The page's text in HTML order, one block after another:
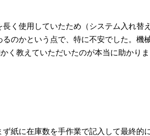
く使用していたため（システム入れ替
るのかという点で、特に不安でした。機
く教えていただいたのが本当に助かりま
紙に在庫数を手作業で記入して最終的